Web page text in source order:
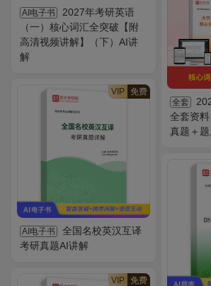
AI电子书
2027年考研英语
（一）核心词汇全突破【附
高清视频讲解】（下）AI讲
解
全套
全套资
真题＋题
VIP 免费
AI电子书
全国名校英汉互译
考研真题AI讲解
VIP 免费